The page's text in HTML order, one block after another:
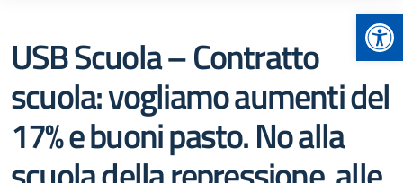
USB Scuola – Contratto
scuola: vogliamo aumenti del
17% e buoni pasto. No alla